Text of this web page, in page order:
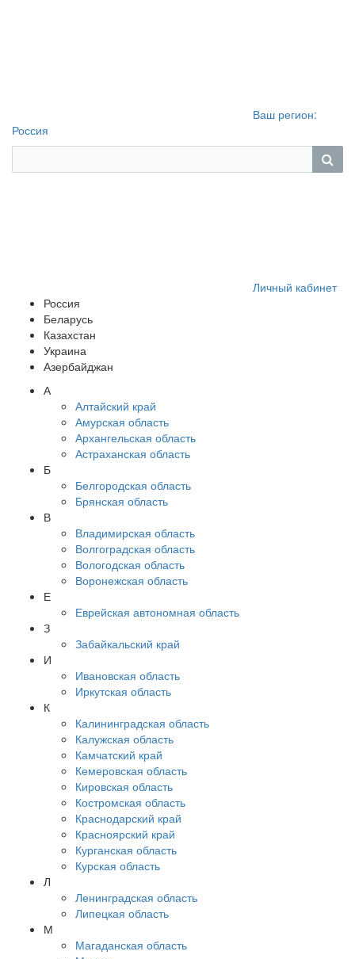
Ваш регион:
Россия
Личный кабинет
Россия
Беларусь
Казахстан
Украина
Азербайджан
А
Алтайский край
Амурская область
Архангельская область
Астраханская область
Б
Белгородская область
Брянская область
В
Владимирская область
Волгоградская область
Вологодская область
Воронежская область
Е
Еврейская автономная область
З
Забайкальский край
И
Ивановская область
Иркутская область
К
Калининградская область
Калужская область
Камчатский край
Кемеровская область
Кировская область
Костромская область
Краснодарский край
Красноярский край
Курганская область
Курская область
Л
Ленинградская область
Липецкая область
М
Магаданская область